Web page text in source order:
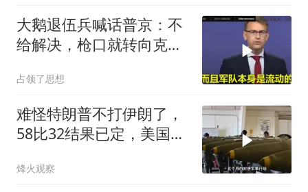
大鹅退伍兵喊话普京：不
给解决，枪口就转向克里
占领了思想
难怪特朗普不打伊朗了，
58比32结果已定，美国专
烽火观察